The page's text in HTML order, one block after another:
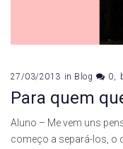
27/03/2013 in Blog 0
Para quem
Aluno – Me vem uns
começo a separá-los, o